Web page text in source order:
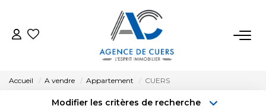
VENTES
Accueil A vendre Appartement CUERS
Modifier les critères de recherche